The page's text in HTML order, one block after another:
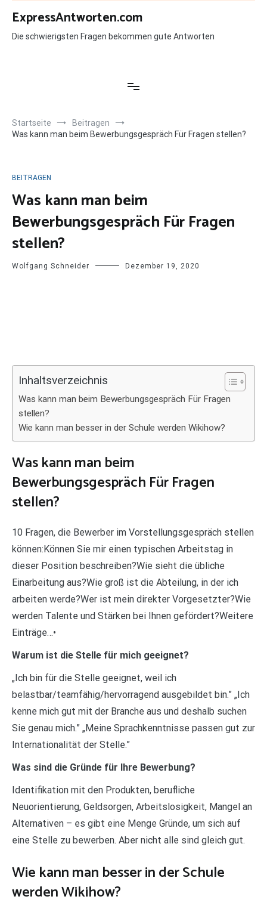
Zum
Inhalt
springen
ExpressAntworten.com
Die schwierigsten Fragen bekommen gute Antworten
Startseite
Beitragen
Was kann man beim Bewerbungsgespräch Für Fragen stellen?
BEITRAGEN
Was kann man beim
Bewerbungsgespräch Für Fragen
stellen?
Wolfgang Schneider Dezember 19, 2020
Inhaltsverzeichnis
Was kann man beim Bewerbungsgespräch Für Fragen
stellen?
Wie kann man besser in der Schule werden Wikihow?
Was kann man beim
Bewerbungsgespräch Für Fragen
stellen?
10 Fragen, die Bewerber im Vorstellungsgespräch stellen
können:Können Sie mir einen typischen Arbeitstag in
dieser Position beschreiben?Wie sieht die übliche
Einarbeitung aus?Wie groß ist die Abteilung, in der ich
arbeiten werde?Wer ist mein direkter Vorgesetzter?Wie
werden Talente und Stärken bei Ihnen gefördert?Weitere
Einträge…•
Warum ist die Stelle für mich geeignet?
„Ich bin für die Stelle geeignet, weil ich
belastbar/teamfähig/hervorragend ausgebildet bin.” „Ich
kenne mich gut mit der Branche aus und deshalb suchen
Sie genau mich.” „Meine Sprachkenntnisse passen gut zur
Internationalität der Stelle.”
Was sind die Gründe für Ihre Bewerbung?
Identifikation mit den Produkten, berufliche
Neuorientierung, Geldsorgen, Arbeitslosigkeit, Mangel an
Alternativen – es gibt eine Menge Gründe, um sich auf
eine Stelle zu bewerben. Aber nicht alle sind gleich gut.
Wie kann man besser in der Schule
werden Wikihow?